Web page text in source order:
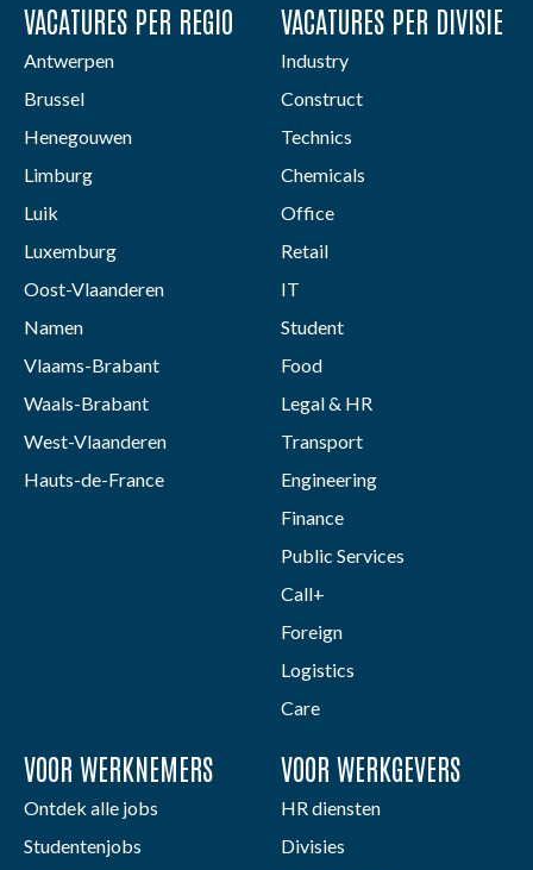
VACATURES PER REGIO
Antwerpen
Brussel
Henegouwen
Limburg
Luik
Luxemburg
Oost-Vlaanderen
Namen
Vlaams-Brabant
Waals-Brabant
West-Vlaanderen
Hauts-de-France
VACATURES PER DIVISIE
Industry
Construct
Technics
Chemicals
Office
Retail
IT
Student
Food
Legal & HR
Transport
Engineering
Finance
Public Services
Call+
Foreign
Logistics
Care
VOOR WERKNEMERS
Ontdek alle jobs
Studentenjobs
VOOR WERKGEVERS
HR diensten
Divisies